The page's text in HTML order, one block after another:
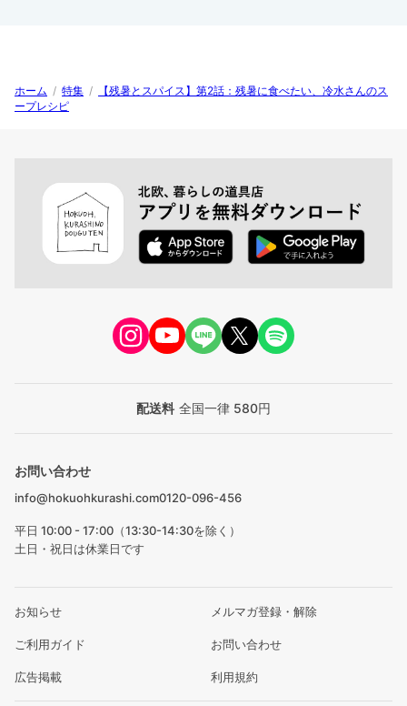
ホーム / 特集 /
【残暑とスパイス】第2話：残暑に食べたい、冷水さんのス
ープレシピ
配送料 全国一律 580円
お問い合わせ
info@hokuohkurashi.com0120-096-456
平日 10:00 - 17:00（13:30-14:30を除く）
土日・祝日は休業日です
お知らせ メルマガ登録・解除
ご利用ガイド お問い合わせ
広告掲載 利用規約